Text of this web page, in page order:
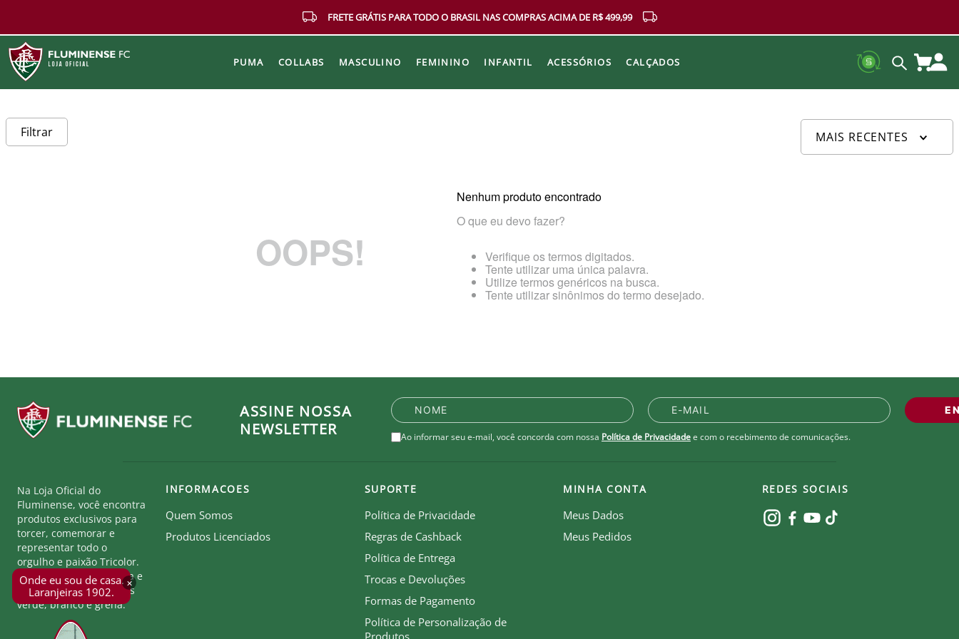
FRETE GRÁTIS PARA TODO O BRASIL NAS COMPRAS ACIMA DE R$ 499,99
PUMA COLLABS MASCULINO FEMININO INFANTIL ACESSÓRIOS CALÇADOS
×
Onde eu sou de casa.
Laranjeiras 1902.
Filtrar MAIS RECENTES
OOPS!
Nenhum produto encontrado
O que eu devo fazer?
Verifique os termos digitados.
Tente utilizar uma única palavra.
Utilize termos genéricos na busca.
Tente utilizar sinônimos do termo desejado.
ASSINE NOSSA
NEWSLETTER
Ao informar seu e-mail, você concorda com nossa Política de Privacidadee com o recebimento de comunicações.
Na Loja Oficial do
Fluminense, você encontra
produtos exclusivos para
torcer, comemorar e
representar todo o
orgulho e paixão Tricolor.
Seja parte desta história e
mostre a força das cores
verde, branco e grená.
INFORMACOES
Quem Somos
Produtos Licenciados
SUPORTE
Política de Privacidade
Regras de Cashback
Política de Entrega
Trocas e Devoluções
Formas de Pagamento
Política de Personalização de
Produtos
MINHA CONTA
Meus Dados
Meus Pedidos
REDES SOCIAIS